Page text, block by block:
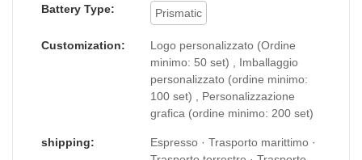
Battery Type: Prismatic
Customization:
Logo personalizzato (Ordine
minimo: 50 set) , Imballaggio
personalizzato (ordine minimo:
100 set) , Personalizzazione
grafica (ordine minimo: 200 set)
shipping:
Espresso · Trasporto marittimo ·